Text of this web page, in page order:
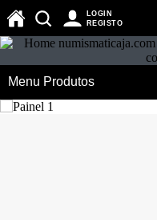
LOGIN
REGISTO
Menu Produtos